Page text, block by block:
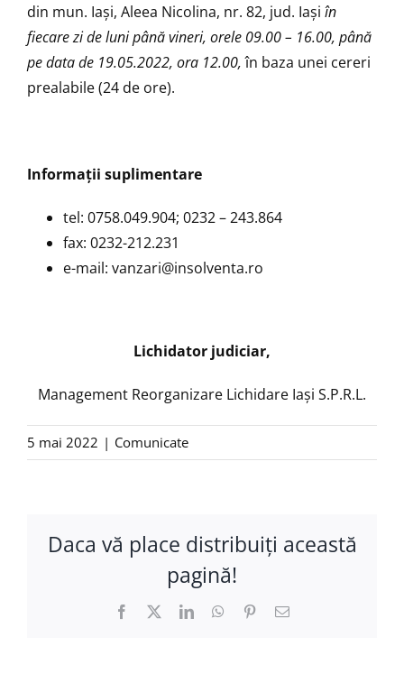
din mun. Iași, Aleea Nicolina, nr. 82, jud. Iași în
fiecare zi de luni până vineri, orele 09.00 – 16.00, până
pe data de 19.05.2022, ora 12.00,în baza unei cereri
prealabile (24 de ore).
Informaţii suplimentare
tel: 0758.049.904; 0232 – 243.864
fax: 0232-212.231
e-mail: vanzari@insolventa.ro
Lichidator judiciar,
Management Reorganizare Lichidare Iaşi S.P.R.L.
5 mai 2022 | Comunicate
Daca vă place distribuiţi această
pagină!
Facebook LinkedInWhatsApp
Pinterest
E-